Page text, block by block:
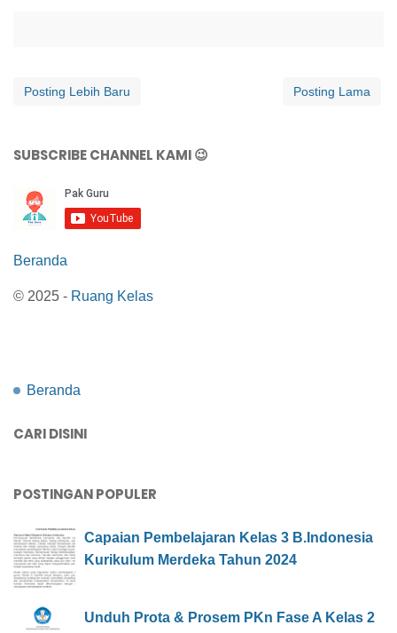
Posting Lebih Baru Posting Lama
SUBSCRIBE CHANNEL KAMI 😉
Beranda
© 2025 - Ruang Kelas
Beranda
CARI DISINI
POSTINGAN POPULER
Capaian Pembelajaran Kelas 3 B.Indonesia
Kurikulum Merdeka Tahun 2024
Unduh Prota & Prosem PKn Fase A Kelas 2